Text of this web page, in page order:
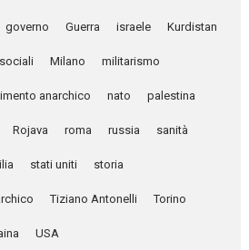
governo Guerra israele Kurdistan
Milano militarismo
anarchico nato palestina
Rojava roma russia sanità
stati uniti storia
Tiziano Antonelli Torino
USA